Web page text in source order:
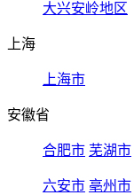
大兴安岭地区
上海
上海市
安徽省
合肥市 芜湖市
六安市 亳州市